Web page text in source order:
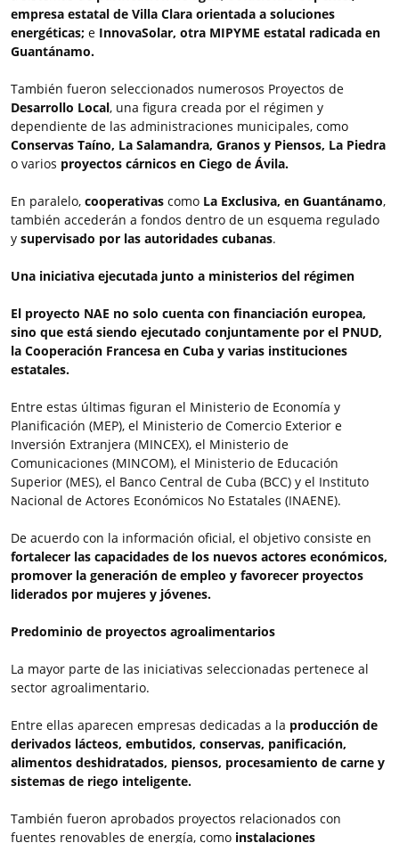
empresa estatal de Villa Clara orientada a soluciones
energéticas; e InnovaSolar, otra MIPYME estatal radicada en
Guantánamo.
También fueron seleccionados numerosos Proyectos de
Desarrollo Local, una figura creada por el régimen y
dependiente de las administraciones municipales, como
Conservas Taíno, La Salamandra, Granos y Piensos, La Piedra
o varios proyectos cárnicos en Ciego de Ávila.
En paralelo, cooperativas como La Exclusiva, en Guantánamo,
también accederán a fondos dentro de un esquema regulado
y supervisado por las autoridades cubanas.
Una iniciativa ejecutada junto a ministerios del régimen
El proyecto NAE no solo cuenta con financiación europea,
sino que está siendo ejecutado conjuntamente por el PNUD,
la Cooperación Francesa en Cuba y varias instituciones
estatales.
Entre estas últimas figuran el Ministerio de Economía y
Planificación (MEP), el Ministerio de Comercio Exterior e
Inversión Extranjera (MINCEX), el Ministerio de
Comunicaciones (MINCOM), el Ministerio de Educación
Superior (MES), el Banco Central de Cuba (BCC) y el Instituto
Nacional de Actores Económicos No Estatales (INAENE).
De acuerdo con la información oficial, el objetivo consiste en
fortalecer las capacidades de los nuevos actores económicos,
promover la generación de empleo y favorecer proyectos
liderados por mujeres y jóvenes.
Predominio de proyectos agroalimentarios
La mayor parte de las iniciativas seleccionadas pertenece al
sector agroalimentario.
Entre ellas aparecen empresas dedicadas a la producción de
derivados lácteos, embutidos, conservas, panificación,
alimentos deshidratados, piensos, procesamiento de carne y
sistemas de riego inteligente.
También fueron aprobados proyectos relacionados con
fuentes renovables de energía, como instalaciones